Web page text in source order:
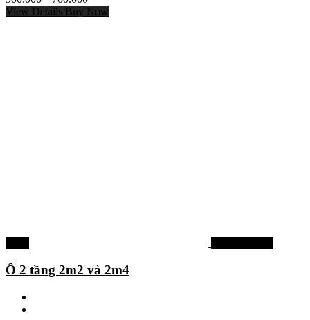
View Details Buy Now
Ô 2 tầng 2m2 và 2m4